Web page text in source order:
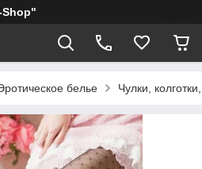
Shop"
белье Чулки,